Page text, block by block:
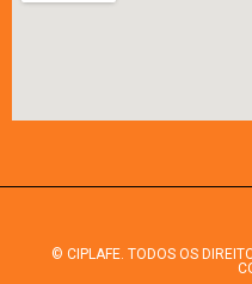
© CIPLAFE. TODOS OS